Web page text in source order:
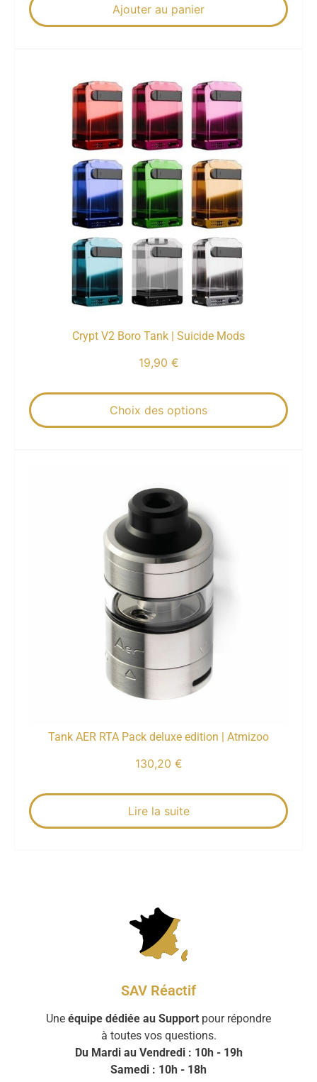
Ajouter au panier
Crypt V2 Boro Tank | Suicide Mods
19,90 €
Choix des options
Tank AER RTA Pack deluxe edition | Atmizoo
130,20 €
Lire la suite
SAV Réactif
Une équipe dédiée au Support pour répondre
à toutes vos questions.
Du Mardi au Vendredi : 10h - 19h
Samedi : 10h - 18h